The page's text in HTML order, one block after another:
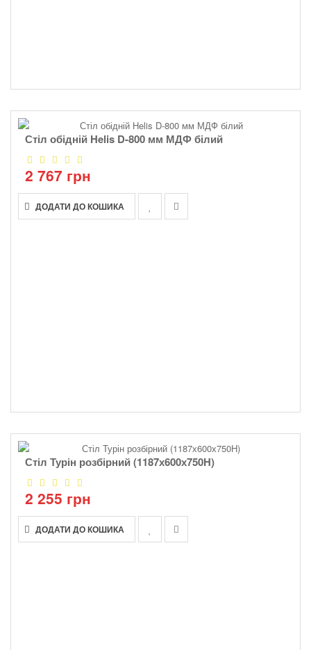
Стіл обідній Helis D-800 мм МДФ білий
2 767 грн
ДОДАТИ ДО КОШИКА
Стіл Турін розбірний (1187х600х750H)
2 255 грн
ДОДАТИ ДО КОШИКА